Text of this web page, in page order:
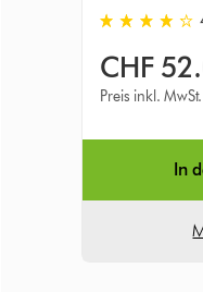
4.3 stars out of
CHF
Preis inkl. MwSt.
In